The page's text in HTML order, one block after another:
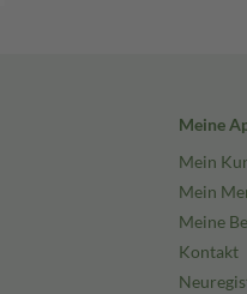
Meine
Mein
Mein
Meine
Kontakt